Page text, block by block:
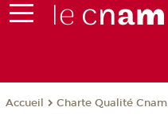
Accueil Charte Qualité Cnam